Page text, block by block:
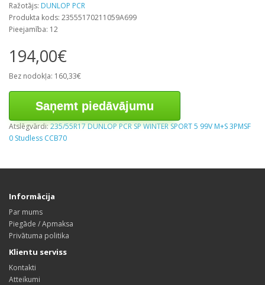
Ražotājs: DUNLOP PCR
Produkta kods: 23555170211059A699
Pieejamība: 12
194,00€
Bez nodokļa: 160,33€
Saņemt piedāvājumu
Atslēgvārdi:235/55R17 DUNLOP PCR SP WINTER SPORT 5 99V M+S 3PMSF
0 Studless CCB70
Informācija
Par mums
Piegāde / Apmaksa
Privātuma politika
Klientu serviss
Kontakti
Atteikumi